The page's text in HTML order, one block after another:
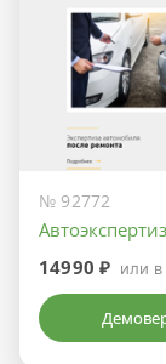
№ 92772
14990 ₽ или